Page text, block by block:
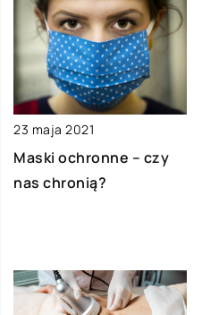
23 maja 2021
Maski ochronne – czy
nas chronią?